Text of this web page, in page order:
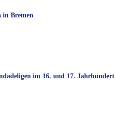
in Bremen
im 16. und 17. Jahrhundert